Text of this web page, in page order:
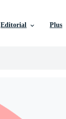
Editorial Plus